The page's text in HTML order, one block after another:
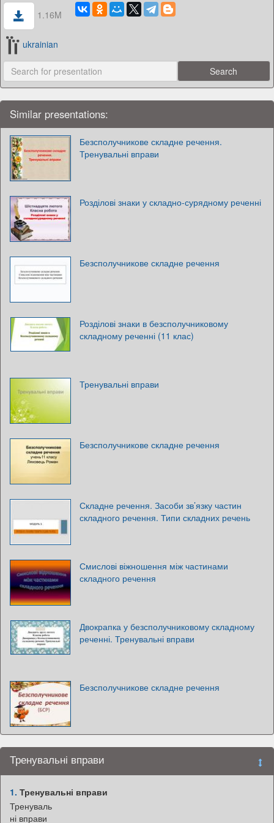
1.16M
ukrainian
Similar presentations:
Безсполучникове складне речення.
Тренувальні вправи
Розділові знаки у складно-сурядному реченні
Безсполучникове складне речення
Розділові знаки в безсполучниковому
складному реченні (11 клас)
Тренувальні вправи
Безсполучникове складне речення
Складне речення. Засоби зв’язку частин
складного речення. Типи складних речень
Смислові віжношення між частинами
складного речення
Двокрапка у безсполучниковому складному
реченні. Тренувальні вправи
Безсполучникове складне речення
Тренувальні вправи
1. Тренувальні вправи
Тренуваль
ні вправи